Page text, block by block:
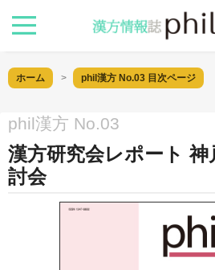
ホーム phil漢方 No.03 目次ページ
phil漢方 No.03
漢方研究会レポート 神
討会